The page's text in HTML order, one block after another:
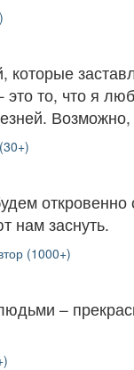
это то, что я
нам заснуть.
(1000+)
–